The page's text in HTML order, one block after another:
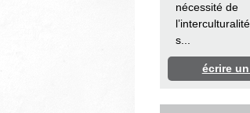
nécessité de
s...
écrire